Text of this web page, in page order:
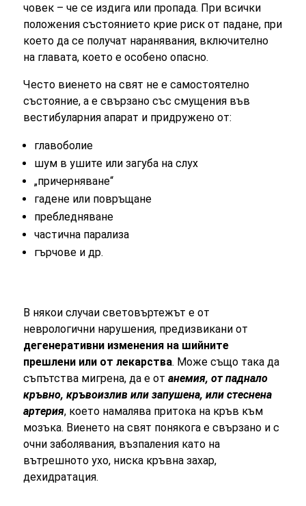
човек – че се издига или пропада. При всички
положения състоянието крие риск от падане, при
което да се получат наранявания, включително
на главата, което е особено опасно.
Често виенето на свят не е самостоятелно
състояние, а е свързано със смущения във
вестибуларния апарат и придружено от:
главоболие
шум в ушите или загуба на слух
„причерняване“
гадене или повръщане
пребледняване
частична парализа
гърчове и др.
В някои случаи световъртежът е от
неврологични нарушения, предизвикани от
дегенеративни изменения на шийните
прешлени или от лекарства. Може също така да
съпътства мигрена, да е от анемия, от паднало
кръвно, кръвоизлив или запушена, или стеснена
артерия, което намалява притока на кръв към
мозъка. Виенето на свят понякога е свързано и с
очни заболявания, възпаления като на
вътрешното ухо, ниска кръвна захар,
дехидратация.